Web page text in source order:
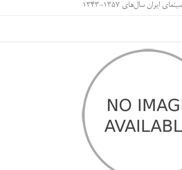
سال‌های 1357-1343